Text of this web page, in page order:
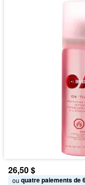
26,50 $
ou quatre paiements de